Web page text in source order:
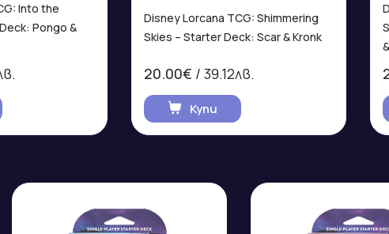
Into the
Pongo &
Disney Lorcana TCG: Shimmering
Skies – Starter Deck: Scar & Kronk
20.00€ / 39.12лв.
Купи